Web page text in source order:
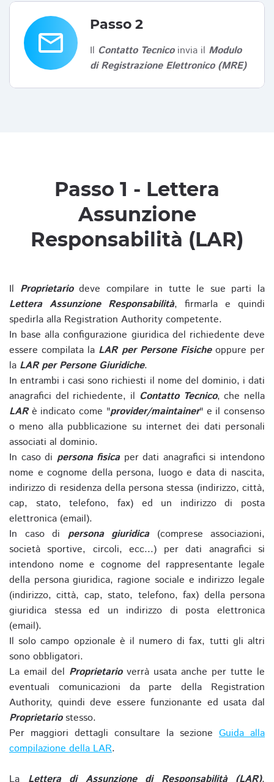
email
Passo 2
Il Contatto Tecnicoinvia il Modulo
di Registrazione Elettronico (MRE)
Passo 1 - Lettera
Assunzione
Responsabilità (LAR)
Il Proprietariodeve compilare in tutte le sue parti la
Lettera Assunzione Responsabilità, firmarla e quindi
spedirla alla Registration Authority competente.
In base alla configurazione giuridica del richiedente deve
essere compilata la LAR per Persone Fisicheoppure per
la LAR per Persone Giuridiche.
In entrambi i casi sono richiesti il nome del dominio, i dati
anagrafici del richiedente, il Contatto Tecnico, che nella
LARè indicato come "provider/maintainer" e il consenso
o meno alla pubblicazione su internet dei dati personali
associati al dominio.
In caso di persona fisicaper dati anagrafici si intendono
nome e cognome della persona, luogo e data di nascita,
indirizzo di residenza della persona stessa (indirizzo, città,
cap, stato, telefono, fax) ed un indirizzo di posta
elettronica (email).
In caso di persona giuridica(comprese associazioni,
società sportive, circoli, ecc...) per dati anagrafici si
intendono nome e cognome del rappresentante legale
della persona giuridica, ragione sociale e indirizzo legale
(indirizzo, città, cap, stato, telefono, fax) della persona
giuridica stessa ed un indirizzo di posta elettronica
(email).
Il solo campo opzionale è il numero di fax, tutti gli altri
sono obbligatori.
La email del Proprietarioverrà usata anche per tutte le
eventuali comunicazioni da parte della Registration
Authority, quindi deve essere funzionante ed usata dal
Proprietariostesso.
Per maggiori dettagli consultare la sezione Guida alla
compilazione della LAR.